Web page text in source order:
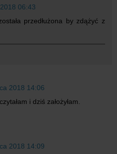
06:43
przedłużona by zdążyć z
2018 14:06
i dziś założyłam.
2018 14:09